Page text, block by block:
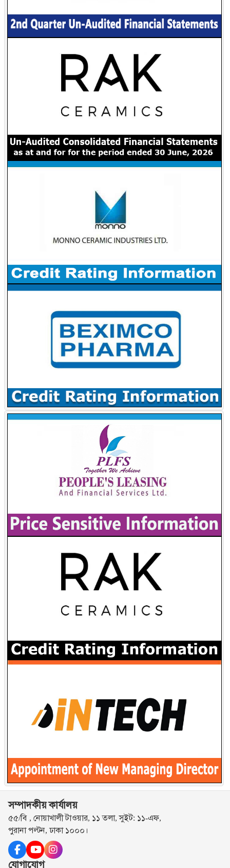
সম্পাদকীয় কার্যালয়
৫৫/বি , নোয়াখালী টাওয়ার, ১১ তলা, সুইট: ১১-এফ,
পুরানা পল্টন, ঢাকা ১০০০।
যোগাযোগ